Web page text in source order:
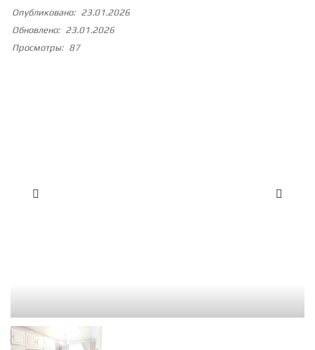
Опубликовано: 23.01.2026
Обновлено: 23.01.2026
Просмотры: 87